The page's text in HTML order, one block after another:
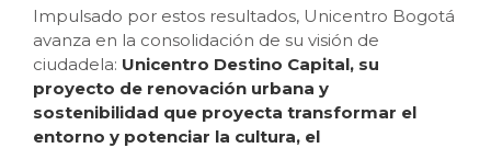
Impulsado por estos resultados, Unicentro Bogotá
avanza en la consolidación de su visión de
ciudadela: Unicentro Destino Capital, su
proyecto de renovación urbana y
sostenibilidad que proyecta transformar el
entorno y potenciar la cultura, el